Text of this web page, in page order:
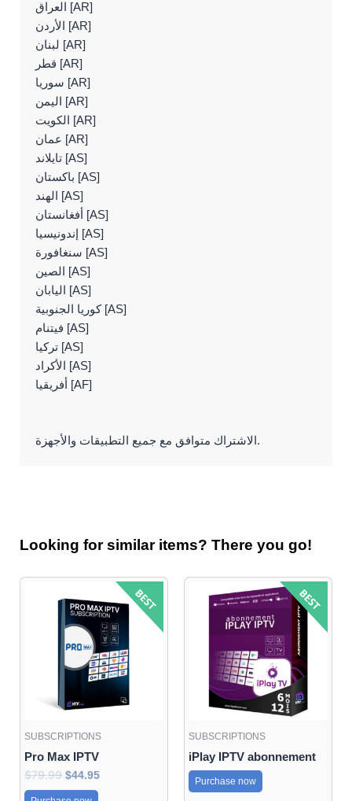
العراق [AR]
الأردن [AR]
لبنان [AR]
قطر [AR]
سوريا [AR]
اليمن [AR]
الكويت [AR]
عمان [AR]
تايلاند [AS]
باكستان [AS]
الهند [AS]
أفغانستان [AS]
إندونيسيا [AS]
سنغافورة [AS]
الصين [AS]
اليابان [AS]
كوريا الجنوبية [AS]
فيتنام [AS]
تركيا [AS]
الأكراد [AS]
أفريقيا [AF]
الاشتراك متوافق مع جميع التطبيقات والأجهزة.
Looking for similar items? There you go!
SUBSCRIPTIONS
Pro Max IPTV
$79.99
price
was:
$79.99.
$44.95
Current
is:
$44.95.
SUBSCRIPTIONS
iPlay IPTV abonnement
Purchase now